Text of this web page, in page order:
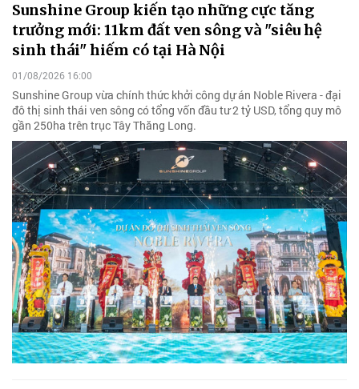
Sunshine Group kiến tạo những cực tăng
trưởng mới: 11km đất ven sông và "siêu hệ
sinh thái" hiếm có tại Hà Nội
01/08/2026 16:00
Sunshine Group vừa chính thức khởi công dự án Noble Rivera - đại
đô thị sinh thái ven sông có tổng vốn đầu tư 2 tỷ USD, tổng quy mô
gần 250ha trên trục Tây Thăng Long.